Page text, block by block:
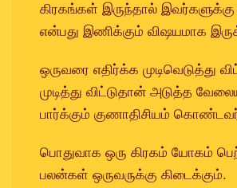
கிரகங்கள் இருந்தால்
என்பது இணிக்கும் விஷயமாக
ஒருவரை எதிர்க்க முடிவெடுத்து
முடித்து விட்டுதான் அடுத்த
பார்க்கும் குணாதிசியம்
பொதுவாக ஒரு கிரகம் யோகம்
பலன்கள் ஒருவருக்கு கிடைக்கும்.